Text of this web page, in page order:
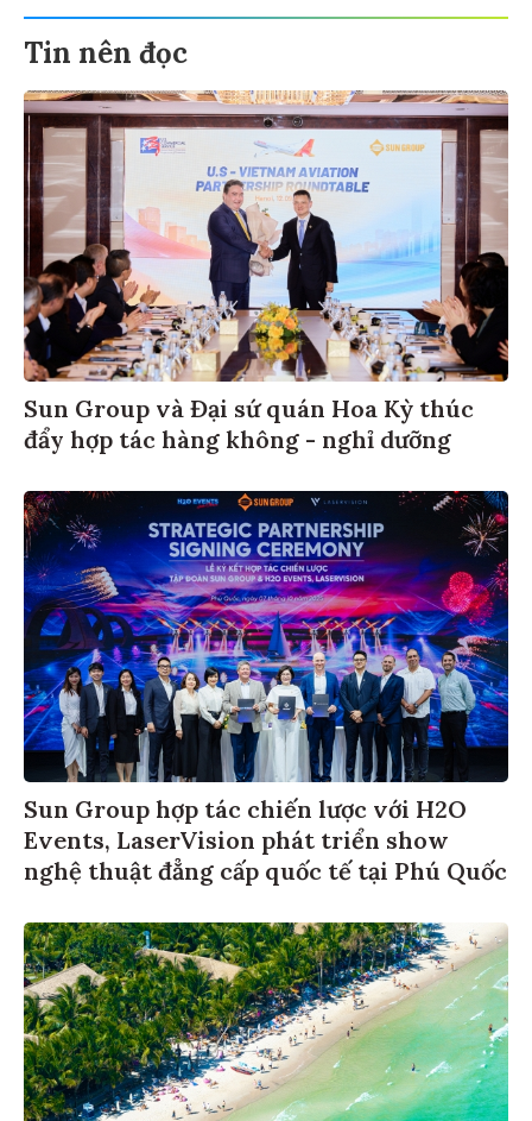
Tin nên đọc
Sun Group và Đại sứ quán Hoa Kỳ thúc
đẩy hợp tác hàng không - nghỉ dưỡng
Sun Group hợp tác chiến lược với H2O
Events, LaserVision phát triển show
nghệ thuật đẳng cấp quốc tế tại Phú Quốc